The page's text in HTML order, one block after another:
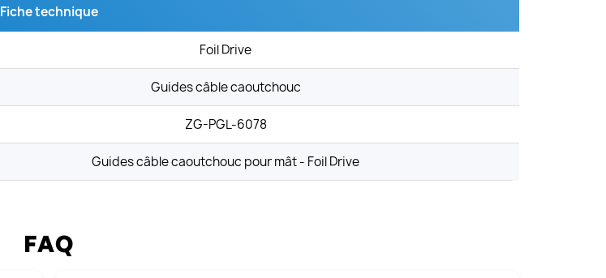
Fiche technique
Foil Drive
Guides câble caoutchouc
ZG-PGL-6078
Guides câble caoutchouc pour mât - Foil Drive
FAQ